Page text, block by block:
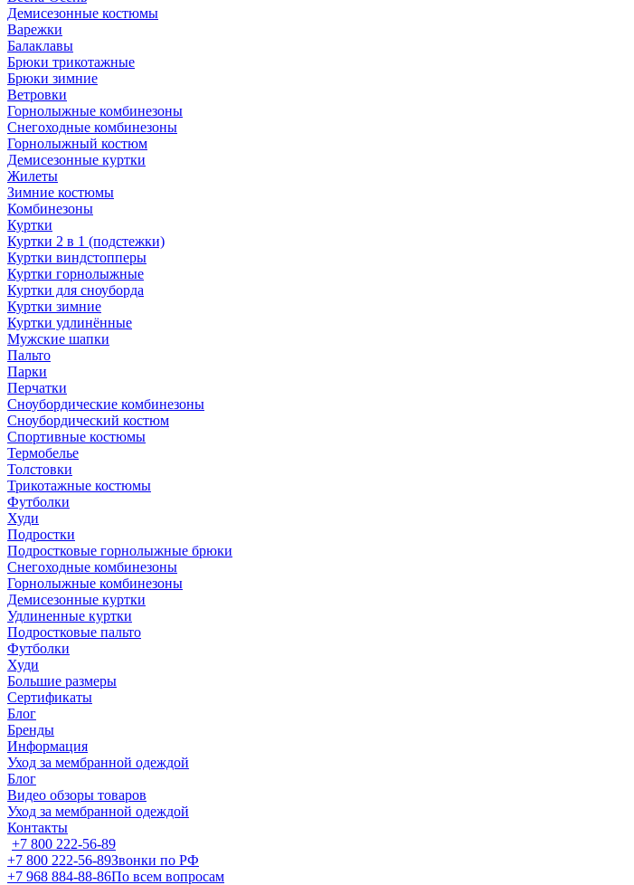
Демисезонные костюмы
Варежки
Балаклавы
Брюки трикотажные
Брюки зимние
Ветровки
Горнолыжные комбинезоны
Снегоходные комбинезоны
Горнолыжный костюм
Демисезонные куртки
Жилеты
Зимние костюмы
Комбинезоны
Куртки
Куртки 2 в 1 (подстежки)
Куртки виндстопперы
Куртки горнолыжные
Куртки для сноуборда
Куртки зимние
Куртки удлинённые
Мужские шапки
Пальто
Парки
Перчатки
Сноубордические комбинезоны
Сноубордический костюм
Спортивные костюмы
Термобелье
Толстовки
Трикотажные костюмы
Футболки
Худи
Подростки
Подростковые горнолыжные брюки
Снегоходные комбинезоны
Горнолыжные комбинезоны
Демисезонные куртки
Удлиненные куртки
Подростковые пальто
Футболки
Худи
Большие размеры
Сертификаты
Блог
Бренды
Информация
Уход за мембранной одеждой
Блог
Видео обзоры товаров
Уход за мембранной одеждой
Контакты
+7 800 222-56-89
+7 800 222-56-89Звонки по РФ
+7 968 884-88-86По всем вопросам